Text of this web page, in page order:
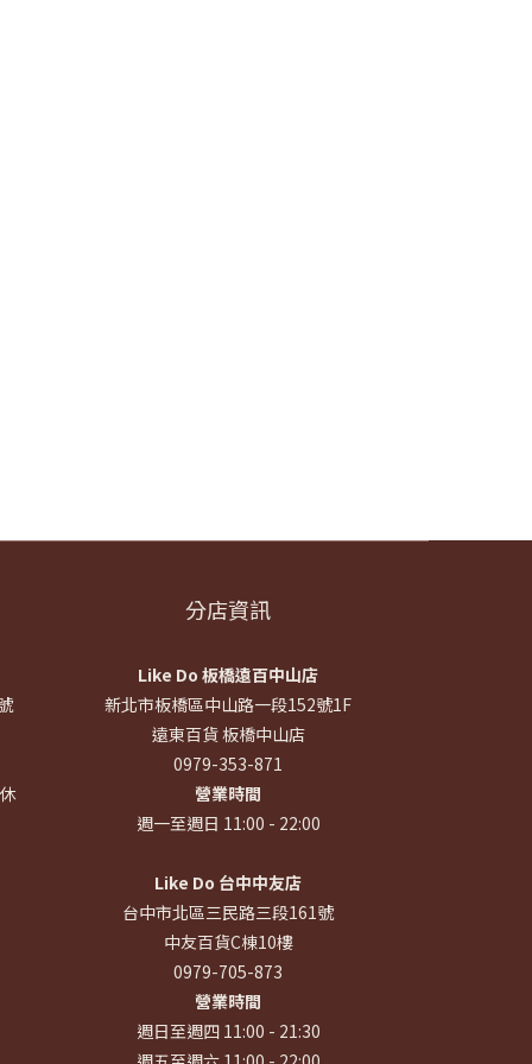
分店資訊
Like Do 板橋遠百中山店
新北市板橋區中山路一段152號1F
遠東百貨 板橋中山店
0979-353-871
營業時間
週一至週日 11:00 - 22:00
Like Do 台中中友店
台中市北區三民路三段161號
中友百貨C棟10樓
0979-705-873
營業時間
週日至週四 11:00 - 21:30